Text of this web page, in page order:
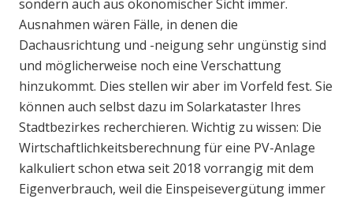
sondern auch aus ökonomischer Sicht immer.
Ausnahmen wären Fälle, in denen die
Dachausrichtung und -neigung sehr ungünstig sind
und möglicherweise noch eine Verschattung
hinzukommt. Dies stellen wir aber im Vorfeld fest. Sie
können auch selbst dazu im Solarkataster Ihres
Stadtbezirkes recherchieren. Wichtig zu wissen: Die
Wirtschaftlichkeitsberechnung für eine PV-Anlage
kalkuliert schon etwa seit 2018 vorrangig mit dem
Eigenverbrauch, weil die Einspeisevergütung immer